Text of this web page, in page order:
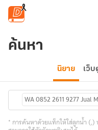
ข้ามไปยังเนื้อหาหลัก
ค้นหา
นิยาย เว็บ
WA 0852 2611 9277 Jual
* การค้นหาด้วยแท็กให้ใส่ลูกน้ำ (,)